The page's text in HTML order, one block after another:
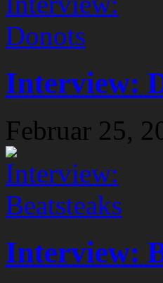
Interview:
Februar 25,
Interview: